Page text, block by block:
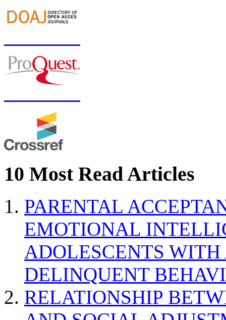
10 Most Read Articles
PARENTAL
EMOTIONAL
ADOLESCENTS
DELINQUENT
RELATIONSHIP